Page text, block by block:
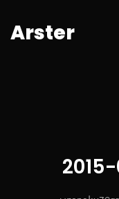
Arster